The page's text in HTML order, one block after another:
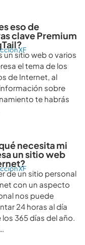
eso de
clave Premium
XF
un sitio web o varios
el tema de los
de Internet, al
sobre
te habrás
necesita mi
un sitio web
XF
de un sitio personal
con un aspecto
nos puede
24 horas al día
365 días del año.